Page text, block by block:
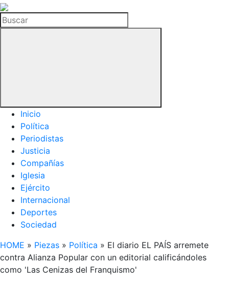
La
Hemeroteca
del
Buscar
Inicio
Política
Periodistas
Justicia
Compañías
Iglesia
Ejército
Internacional
Deportes
Sociedad
HOME » Piezas » Política » El diario EL PAÍS arremete
contra Alianza Popular con un editorial calificándoles
como 'Las Cenizas del Franquismo'